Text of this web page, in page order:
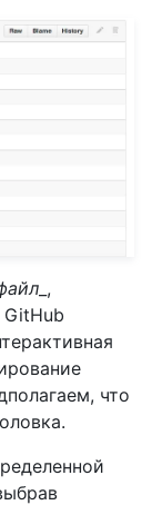
_,
что